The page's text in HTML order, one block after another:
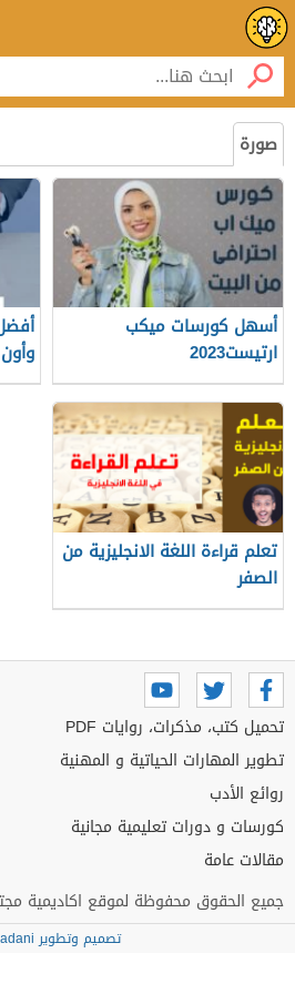
صورة
أسهل كورسات ميكب
ارتيست2023
تعلم قراءة اللغة الانجليزية من
الصفر
تحميل كتب، مذكرات، روايات PDF
تطوير المهارات الحياتية و المهنية
روائع الأدب
كورسات و دورات تعليمية مجانية
مقالات عامة
جميع الحقوق محفوظة لموقع اكاديمية مجتهد
تصميم وتطوير albaadani